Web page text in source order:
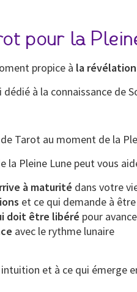
pour la
propice à la
à la connaissance de
Tarot au moment de la
la Pleine Lune peut vous
à maturité dans votre
et ce qui demande à être
doit être libéré pour
avec le rythme lunaire
et à ce qui émerge